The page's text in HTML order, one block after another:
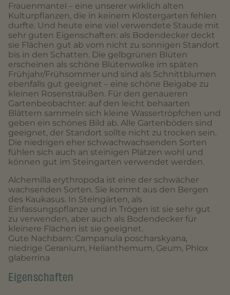
Frauenmantel – eine unserer wirklich alten
Kulturpflanzen, die in keinem Klostergarten fehlen
durfte. Und heute eine viel verwendete Staude mit
sehr guten Eigenschaften: als Bodendecker deckt
sie Flächen gut ab vom nicht zu sonnigen Standort
bis in den Schatten. Die gelbgrünen Blüten
erscheinen als schöne Blütenwolke im späten
Frühjahr/Frühsommer und sind als Schnittblumen
ebenfalls gut geeignet – eine schöne Beigabe zu
kleinen Rosensträußen. Für den genaueren
Gartenbeobachter: auf den leicht behaarten
Blättern sammeln sich kleine Wassertröpfchen und
geben ein schönes Bild ab. Alle Gartenböden sind
geeignet, der Standort sollte nicht zu trocken sein.
Die niedrigen eher schwachwachsenden Sorten
fühlen sich auch an steinigen Plätzen wohl und
können gut im Steingarten verwendet werden.
Alchemilla erythropoda ist eine der schwächer
wachsenden Sorten. Sie kommt aus den Bergen
des Kaukasus. In Steingärten, als
Einfassungspflanze und in Trögen ist sie sehr gut
zu verwenden, aber auch als Bodendecker für
kleinere Flächen ist sie geeignet.
Gute Nachbarn: Campanula poscharskyana,
niedrige Geranium, Helianthemum, Geum, Phlox
glaberrina
Eigenschaften